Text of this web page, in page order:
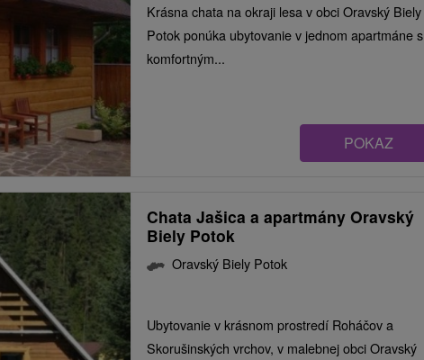
Krásna chata na okraji lesa v obci Oravský Biely
Potok ponúka ubytovanie v jednom apartmáne s
komfortným...
POKAZ
Chata Jašica a apartmány Oravský
Biely Potok
Oravský Biely Potok
Ubytovanie v krásnom prostredí Roháčov a
Skorušinských vrchov, v malebnej obci Oravský